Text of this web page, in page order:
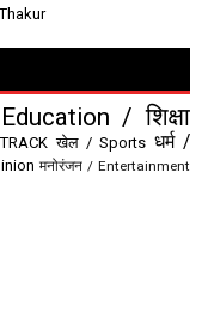
Education / शिक्षा
खेल / Sports धर्म /
मनोरंजन / Entertainment